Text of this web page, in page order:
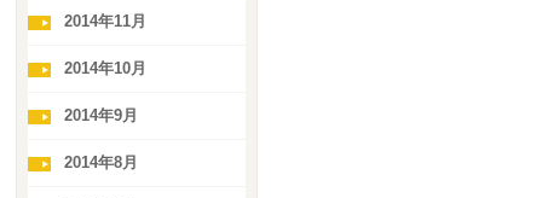
2014年11月
2014年10月
2014年9月
2014年8月